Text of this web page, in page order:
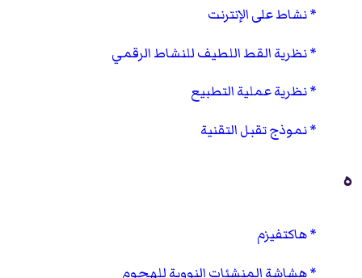
نشاط على الإنترنت
نظرية القط اللطيف للنشاط الرقمي
نظرية عملية التطبيع
نموذج تقبل التقنية
ه
هاكتفيزم
هشاشة المنشئات النووية للهجوم